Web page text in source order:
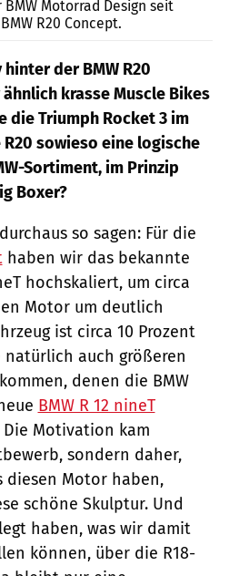
Motorrad Design seit
R20 Concept.
hinter derBMW R20
krasse Muscle Bikes
die Triumph Rocket 3 im
sowieso eine logische
Sortiment, im Prinzip
Boxer?
so sagen: Für die
haben wir das bekannte
hochskaliert, um circa
Motor um deutlich
ist circa 10 Prozent
natürlich auch größeren
denen die BMW
BMW R 12 nineT
Motivation kam
sondern daher,
diesen Motor haben,
schöne Skulptur. Und
haben, was wir damit
können, über die R18-